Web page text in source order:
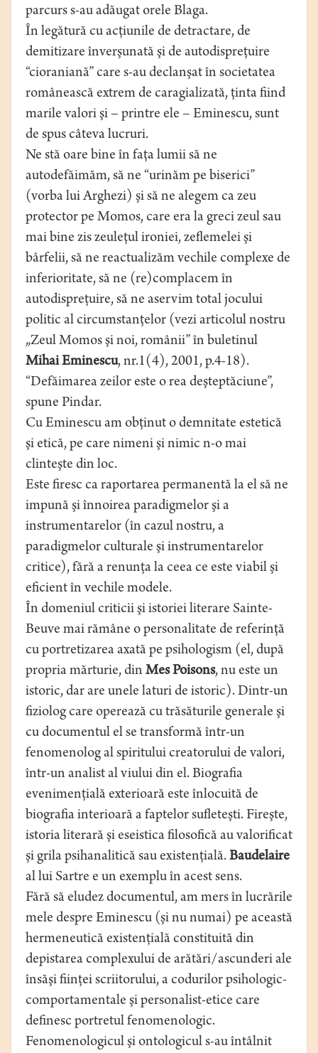
parcurs s-au adăugat orele Blaga.
În legătură cu acţiunile de detractare, de
demitizare înverşunată şi de autodispreţuire
“cioraniană” care s-au declanşat în societatea
românească extrem de caragializată, ţinta fiind
marile valori şi – printre ele – Eminescu, sunt
de spus câteva lucruri.
Ne stă oare bine în faţa lumii să ne
autodefăimăm, să ne “urinăm pe biserici”
(vorba lui Arghezi) şi să ne alegem ca zeu
protector pe Momos, care era la greci zeul sau
mai bine zis zeuleţul ironiei, zeflemelei şi
bârfelii, să ne reactualizăm vechile complexe de
inferioritate, să ne (re)complacem în
autodispreţuire, să ne aservim total jocului
politic al circumstanţelor (vezi articolul nostru
„Zeul Momos şi noi, românii” în buletinul
Mihai Eminescu, nr.1(4), 2001, p.4-18).
“Defăimarea zeilor este o rea deşteptăciune”,
spune Pindar.
Cu Eminescu am obţinut o demnitate estetică
şi etică, pe care nimeni şi nimic n-o mai
clinteşte din loc.
Este firesc ca raportarea permanentă la el să ne
impună şi înnoirea paradigmelor şi a
instrumentarelor (în cazul nostru, a
paradigmelor culturale şi instrumentarelor
critice), fără a renunţa la ceea ce este viabil şi
eficient în vechile modele.
În domeniul criticii şi istoriei literare Sainte-
Beuve mai rămâne o personalitate de referinţă
cu portretizarea axată pe psihologism (el, după
propria mărturie, din Mes Poisons, nu este un
istoric, dar are unele laturi de istoric). Dintr-un
fiziolog care operează cu trăsăturile generale şi
cu documentul el se transformă într-un
fenomenolog al spiritului creatorului de valori,
într-un analist al viului din el. Biografia
evenimenţială exterioară este înlocuită de
biografia interioară a faptelor sufleteşti. Fireşte,
istoria literară şi eseistica filosofică au valorificat
şi grila psihanalitică sau existenţială.Baudelaire
al lui Sartre e un exemplu în acest sens.
Fără să eludez documentul, am mers în lucrările
mele despre Eminescu (şi nu numai) pe această
hermeneutică existenţială constituită din
depistarea complexului de arătări/ascunderi ale
însăşi fiinţei scriitorului, a codurilor psihologic-
comportamentale şi personalist-etice care
definesc portretul fenomenologic.
Fenomenologicul şi ontologicul s-au întâlnit